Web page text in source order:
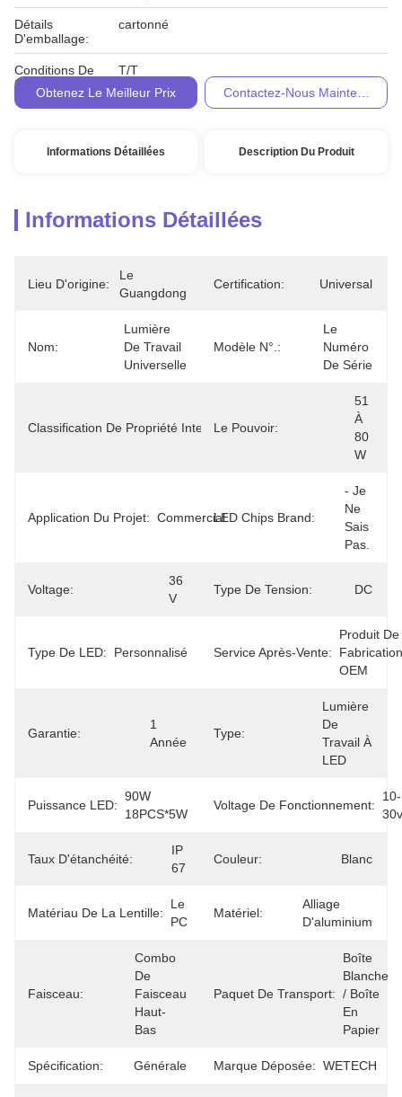
Détails
D'emballage:
cartonné
Conditions De
Paiement:
T/T
Obtenez Le Meilleur Prix
Contactez-Nous Maintenant
Informations Détaillées Description Du Produit
Informations Détaillées
Lieu D'origine:
Le
Guangdong
Certification: Universal
Nom:
Lumière
De Travail
Universelle
Modèle N°.:
Le
Numéro
De Série
Classification De Propriété Intellectuelle:
Contre La
Le Pouvoir:
51
À
80
W
Application Du Projet: CommercialLED Chips Brand:
- Je
Ne
Sais
Pas.
Voltage:
36
V
Type De Tension: DC
Type De LED: Personnalisé Service Après-Vente:
Produit De
Fabrication
OEM
Garantie:
1
Année
Type:
Lumière
De
Travail À
LED
Puissance LED:
90W
18PCS*5W
Voltage De Fonctionnement:
10-
30v
Taux D'étanchéité:
IP
67
Couleur: Blanc
Matériau De La Lentille:
Le
PC
Matériel:
Alliage
D'aluminium
Faisceau:
Combo
De
Faisceau
Haut-
Bas
Paquet De Transport:
Boîte
Blanche
/ Boîte
En
Papier
Spécification: Générale Marque Déposée: WETECH